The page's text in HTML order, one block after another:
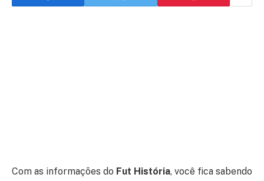
Com as informações do Fut História, você fica sabendo